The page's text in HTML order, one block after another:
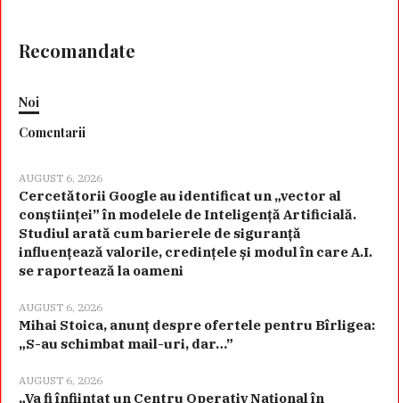
Recomandate
Noi
Comentarii
AUGUST 6, 2026
Cercetătorii Google au identificat un „vector al
conștiinței” în modelele de Inteligență Artificială.
Studiul arată cum barierele de siguranță
influențează valorile, credințele și modul în care A.I.
se raportează la oameni
AUGUST 6, 2026
Mihai Stoica, anunț despre ofertele pentru Bîrligea:
„S-au schimbat mail-uri, dar…”
AUGUST 6, 2026
„Va fi înființat un Centru Operativ Național în